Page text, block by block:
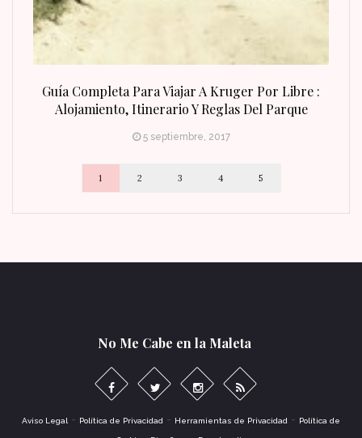
Guía Completa Para Viajar A Kruger Por Libre :
Alojamiento, Itinerario Y Reglas Del Parque
5 septiembre, 2017
1 2 3 4 5
No Me Cabe en la Maleta
Aviso Legal - Política de Privacidad - Herramientas de Privacidad - Política de